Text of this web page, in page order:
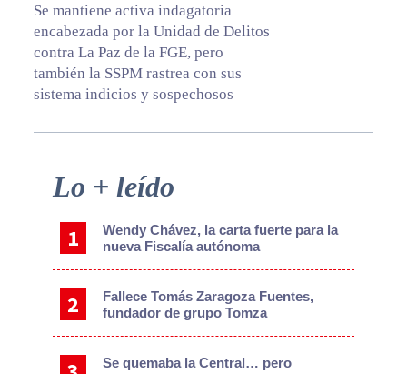
Se mantiene activa indagatoria
encabezada por la Unidad de Delitos
contra La Paz de la FGE, pero
también la SSPM rastrea con sus
sistema indicios y sospechosos
Primary
Sidebar
Lo + leído
Wendy Chávez, la carta fuerte para la
nueva Fiscalía autónoma
Fallece Tomás Zaragoza Fuentes,
fundador de grupo Tomza
Se quemaba la Central… pero